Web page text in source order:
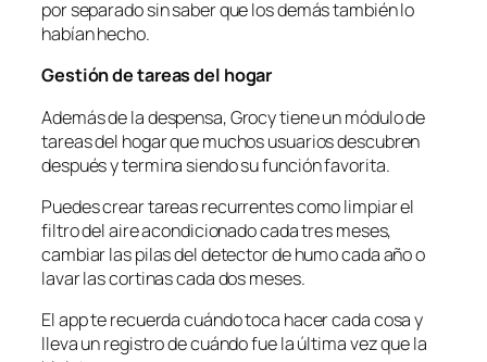
por separado sin saber que los demás también lo
habían hecho.
Gestión de tareas del hogar
Además de la despensa, Grocy tiene un módulo de
tareas del hogar que muchos usuarios descubren
después y termina siendo su función favorita.
Puedes crear tareas recurrentes como limpiar el
filtro del aire acondicionado cada tres meses,
cambiar las pilas del detector de humo cada año o
lavar las cortinas cada dos meses.
El app te recuerda cuándo toca hacer cada cosa y
lleva un registro de cuándo fue la última vez que la